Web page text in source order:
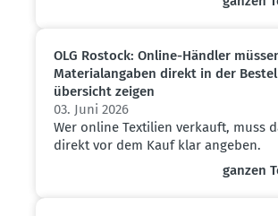
OLG Rostock: Online-Händler
Materi­al­an­gaben direkt in der
über­sicht zeigen
03. Juni 2026
Wer online Textilien verkauft, muss
direkt vor dem Kauf klar angeben.
ganzen